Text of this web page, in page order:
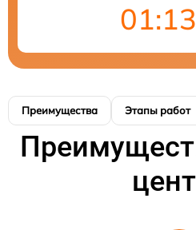
Преимущества Этапы работ